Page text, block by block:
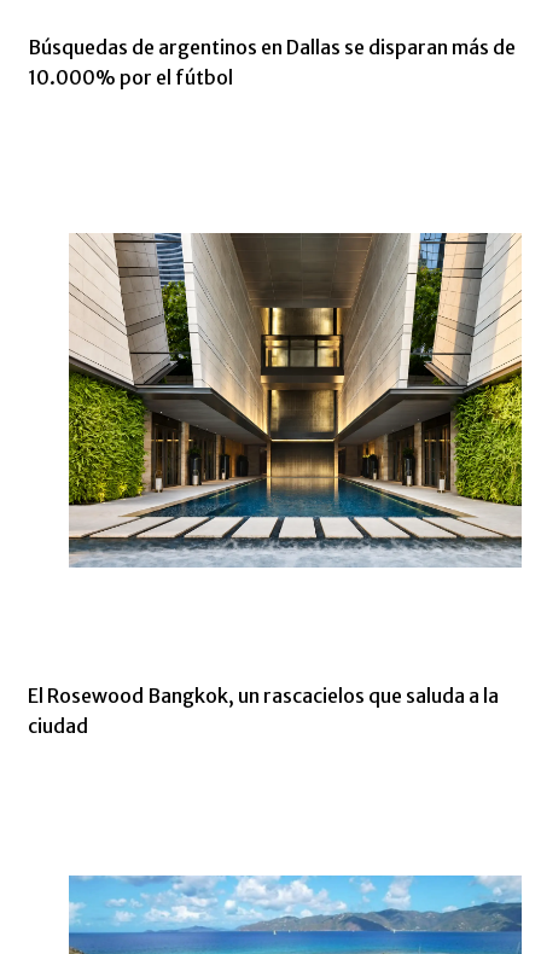
Búsquedas de argentinos en Dallas se disparan más de
10.000% por el fútbol
El Rosewood Bangkok, un rascacielos que saluda a la
ciudad